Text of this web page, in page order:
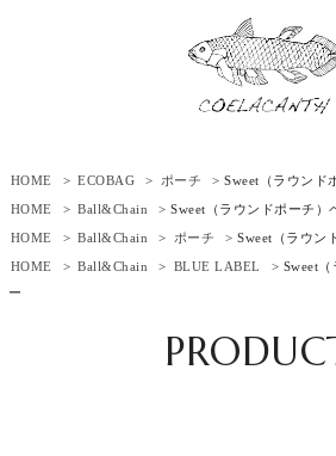
HOME > ECOBAG > ポーチ
> Sweet（ラウンド
HOME
> Ball&Chain
> Sweet（ラウンドポーチ）
HOME
> Ball&Chain > ポーチ
> Sweet（ラウン
HOME
> Ball&Chain > BLUE LABEL
> Sweet
ー